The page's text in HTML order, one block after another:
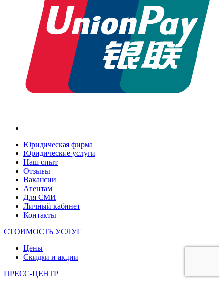
Юридическая фирма
Юридические услуги
Наш опыт
Отзывы
Вакансии
Агентам
Для СМИ
Личный кабинет
Контакты
СТОИМОСТЬ УСЛУГ
Цены
Скидки и акции
ПРЕСС-ЦЕНТР